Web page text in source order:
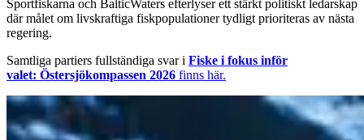
Sportfiskarna och BalticWaters efterlyser ett stärkt politiskt ledarskap
där målet om livskraftiga fiskpopulationer tydligt prioriteras av nästa
regering.
Samtliga partiers fullständiga svar i Fiske i fokus inför
valet: Östersjökompassen 2026 finns här.